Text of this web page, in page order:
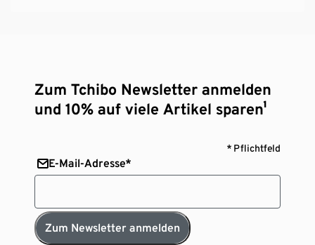
Zum Tchibo Newsletter anmelden
und 10% auf viele Artikel sparen¹
* Pflichtfeld
E-Mail-Adresse*
Zum Newsletter anmelden